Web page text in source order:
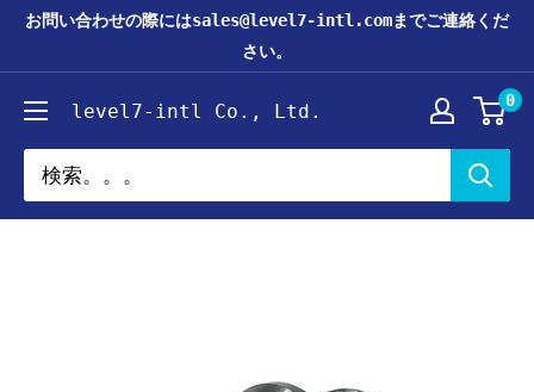
ス
お問い合わせの際にはsales@level7-intl.comまでご連絡くだ
さい。
level7-intl Co., Ltd. 0